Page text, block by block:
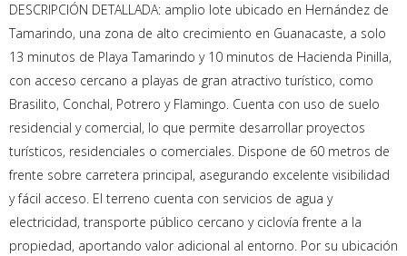
DESCRIPCIÓN DETALLADA: amplio lote ubicado en Hernández de
Tamarindo, una zona de alto crecimiento en Guanacaste, a solo
13 minutos de Playa Tamarindo y 10 minutos de Hacienda Pinilla,
con acceso cercano a playas de gran atractivo turístico, como
Brasilito, Conchal, Potrero y Flamingo. Cuenta con uso de suelo
residencial y comercial, lo que permite desarrollar proyectos
turísticos, residenciales o comerciales. Dispone de 60 metros de
frente sobre carretera principal, asegurando excelente visibilidad
y fácil acceso. El terreno cuenta con servicios de agua y
electricidad, transporte público cercano y ciclovía frente a la
propiedad, aportando valor adicional al entorno. Por su ubicación